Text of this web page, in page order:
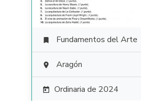
 Fundamentos del Arte
 Aragón
 Ordinaria de 2024